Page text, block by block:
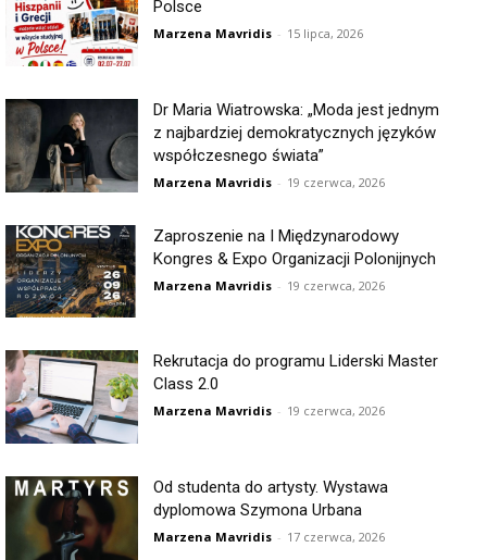
Polsce
Marzena Mavridis - 15 lipca, 2026
Dr Maria Wiatrowska: „Moda jest jednym
z najbardziej demokratycznych języków
współczesnego świata”
Marzena Mavridis - 19 czerwca, 2026
Zaproszenie na I Międzynarodowy
Kongres & Expo Organizacji Polonijnych
Marzena Mavridis - 19 czerwca, 2026
Rekrutacja do programu Liderski Master
Class 2.0
Marzena Mavridis - 19 czerwca, 2026
Od studenta do artysty. Wystawa
dyplomowa Szymona Urbana
Marzena Mavridis - 17 czerwca, 2026